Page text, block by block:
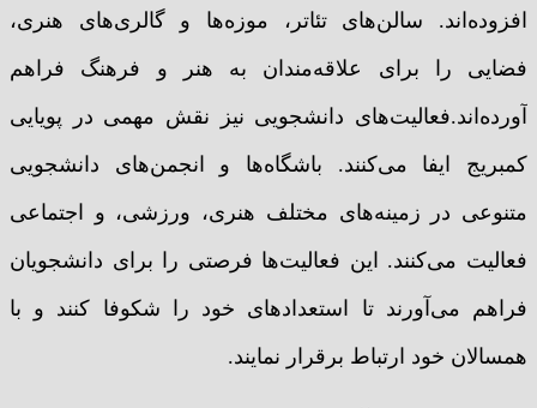
افزوده‌اند. سالن‌های تئاتر، موزه‌ها و گالری‌های هنری،
فضایی را برای علاقه‌مندان به هنر و فرهنگ فراهم
آورده‌اند.فعالیت‌های دانشجویی نیز نقش مهمی در پویایی
کمبریج ایفا می‌کنند. باشگاه‌ها و انجمن‌های دانشجویی
متنوعی در زمینه‌های مختلف هنری، ورزشی، و اجتماعی
فعالیت می‌کنند. این فعالیت‌ها فرصتی را برای دانشجویان
فراهم می‌آورند تا استعدادهای خود را شکوفا کنند و با
همسالان خود ارتباط برقرار نمایند.